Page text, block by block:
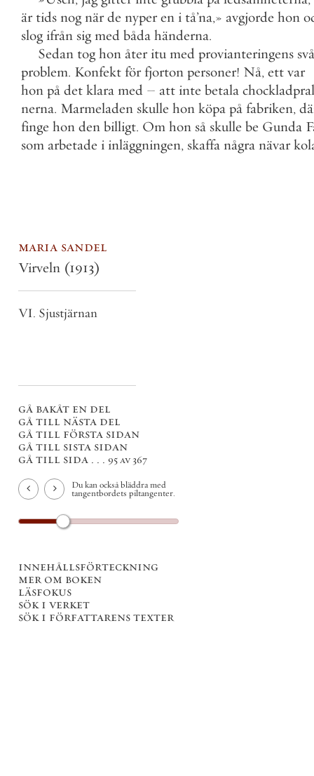
är tids nog när de nyper en i tå’na,» avgjorde hon
slog ifrån sig med båda händerna.
Sedan tog hon åter itu med provianteringens
problem. Konfekt för fjorton personer! Nå, ett var
hon på det klara med – att inte betala
nerna. Marmeladen skulle hon köpa på fabriken,
finge hon den billigt. Om hon så skulle be Gunda
som arbetade i inläggningen, skaffa några nävar
maria sandel
Virveln (1913)
VI. Sjustjärnan
gå bakåt en del
gå till nästa del
gå till första sidan
gå till sista sidan
gå till sida . . . 95 av 367
Du kan också bläddra med
tangentbordets piltangenter.
innehållsförteckning
mer om boken
läsfokus
sök i verket
sök i författarens texter